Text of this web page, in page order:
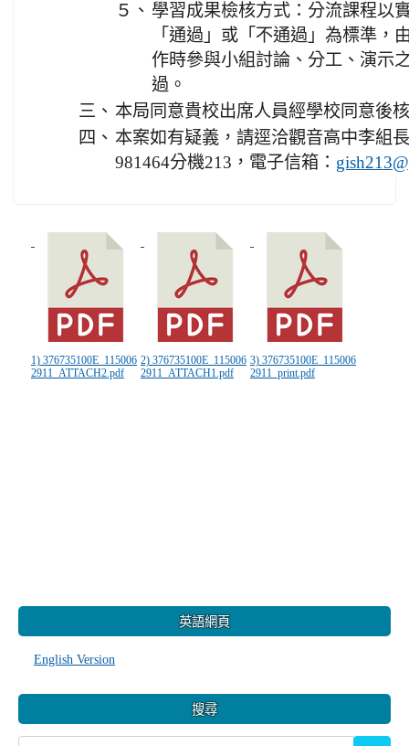
５、 學習成果檢核方式：分流課程以
「通過」或「不通過」為標準，
作時參與小組討論、分工、演示
過。
三、 本局同意貴校出席人員經學校同意後
四、 本案如有疑義，請逕洽觀音高中李組
981464分機213，電子信箱：
1) 376735100E_115006
2911_ATTACH2.pdf
2) 376735100E_115006
2911_ATTACH1.pdf
3) 376735100E_115006
2911_print.pdf
英語網頁
English Version
搜尋